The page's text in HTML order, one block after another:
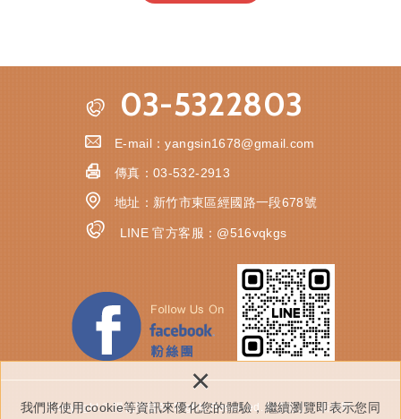
我們將使用cookie等資訊來優化您的體驗，繼續瀏覽即表示您同
×
03-5322803
E-mail：yangsin1678@gmail.com
傳真：03-532-2913
地址： 新竹市東區經國路一段678號
LINE 官方客服： @516vqkgs
Copyright © 陽信開發All Rights Reserved. 網頁設計 : 新視野